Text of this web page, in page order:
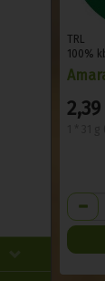
TRL
100%
Anzahl